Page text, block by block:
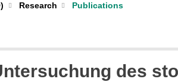
Research Publications
des